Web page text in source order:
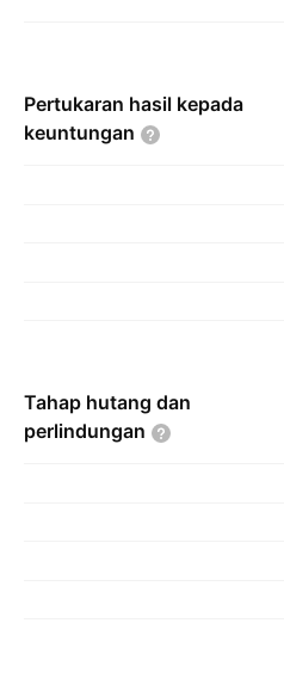
Pertukaran hasil kepada
keuntungan
Tahap hutang dan
perlindungan